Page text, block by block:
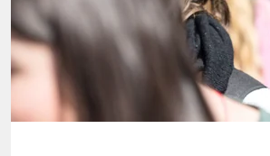
fragen & hilfe
unterstützen
genossenschaft